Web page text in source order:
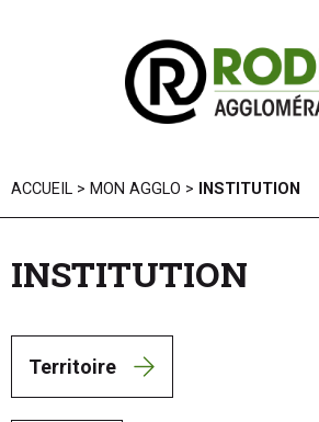
ACCUEIL > MON AGGLO > INSTITUTION
INSTITUTION
Territoire